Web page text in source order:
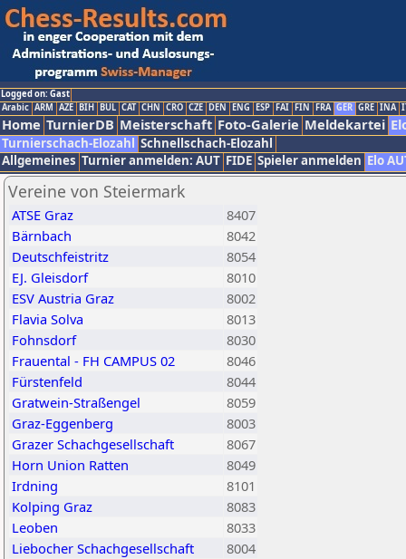
Logged on: Gast
Arabic ARM AZE BIH BUL CAT CHN CRO CZE DEN ENG ESP FAI FIN FRA GER GRE INA
Home TurnierDB Meisterschaft Foto-Galerie Meldekartei
Turnierschach-Elozahl Schnellschach-Elozahl
Allgemeines Turnier anmelden: AUT FIDE Spieler anmelden Elo
Vereine von Steiermark
ATSE Graz
8407
Bärnbach
8042
Deutschfeistritz
8054
EJ. Gleisdorf
8010
ESV Austria Graz
8002
Flavia Solva
8013
Fohnsdorf
8030
Frauental - FH CAMPUS 02
8046
Fürstenfeld
8044
Gratwein-Straßengel
8059
Graz-Eggenberg
8003
Grazer Schachgesellschaft
8067
Horn Union Ratten
8049
Irdning
8101
Kolping Graz
8083
Leoben
8033
Liebocher Schachgesellschaft
8004